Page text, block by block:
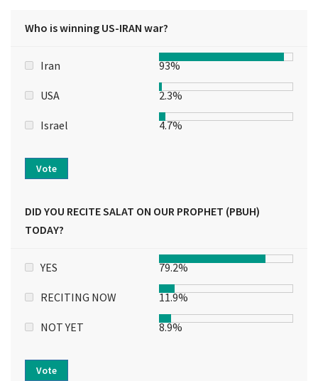
Who is winning US-IRAN war?
Iran 93%
USA 2.3%
Israel 4.7%
Vote
DID YOU RECITE SALAT ON OUR PROPHET (PBUH)
TODAY?
YES 79.2%
RECITING NOW 11.9%
NOT YET 8.9%
Vote